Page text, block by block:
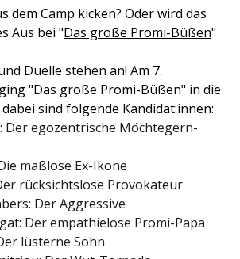
dem Camp kicken? Oder wird das
Aus bei "Das große Promi-Büßen"
Duelle stehen an! Am 7.
"Das große Promi-Büßen" in die
sind folgende Kandidat:innen:
Der egozentrische Möchtegern-
maßlose Ex-Ikone
rücksichtslose Provokateur
Der Aggressive
Der empathielose Promi-Papa
lüsterne Sohn